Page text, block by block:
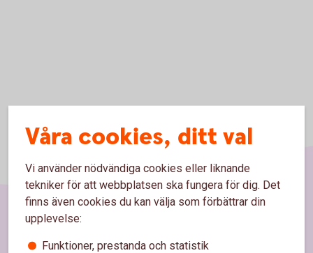
Våra cookies, ditt val
Vi använder nödvändiga cookies eller liknande
tekniker för att webbplatsen ska fungera för dig. Det
finns även cookies du kan välja som förbättrar din
upplevelse:
Funktioner, prestanda och statistik
Sidfot
Hitta snabbt